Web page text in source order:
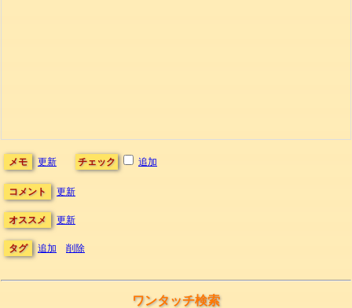
メモ 更新 チェック 追加
コメント 更新
オススメ 更新
タグ 追加 削除
ワンタッチ検索